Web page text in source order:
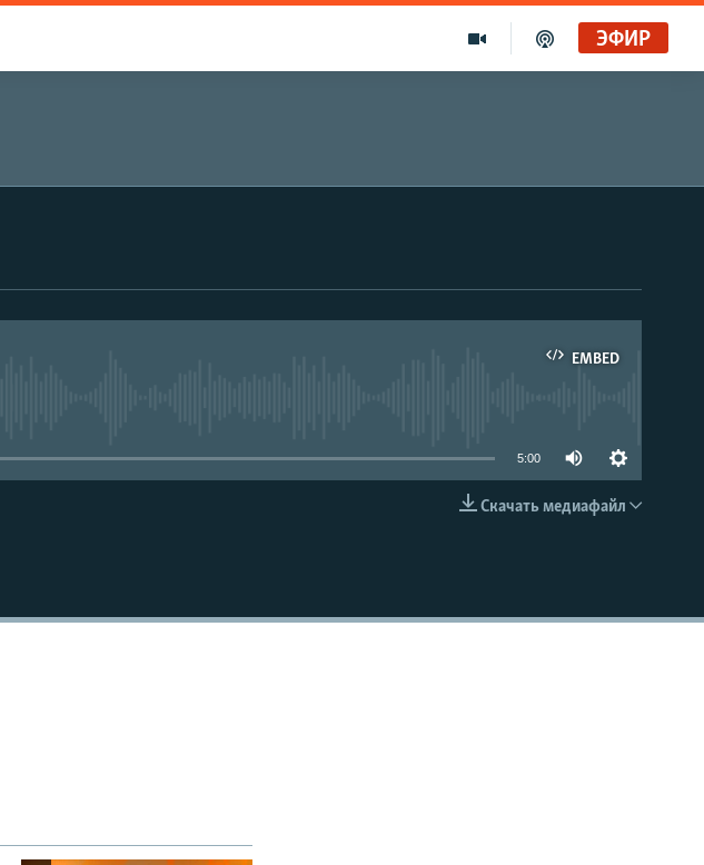
ЭФИР
EMBED
EMBED
5:00
Скачать медиафайл